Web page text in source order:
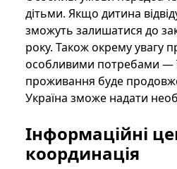
дітьми. Якщо дитина
зможуть залишатися до
року. Також окрему увагу
особливими потребами —
проживання буде
Україна зможе надати
Інформаційні
координація